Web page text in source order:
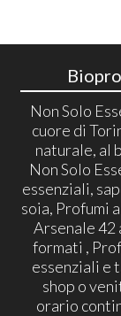
Non Solo
cuore di
naturale, al
Non Solo
essenziali,
soia, Profumi
Arsenale 42
formati ,
essenziali e
shop o
orario